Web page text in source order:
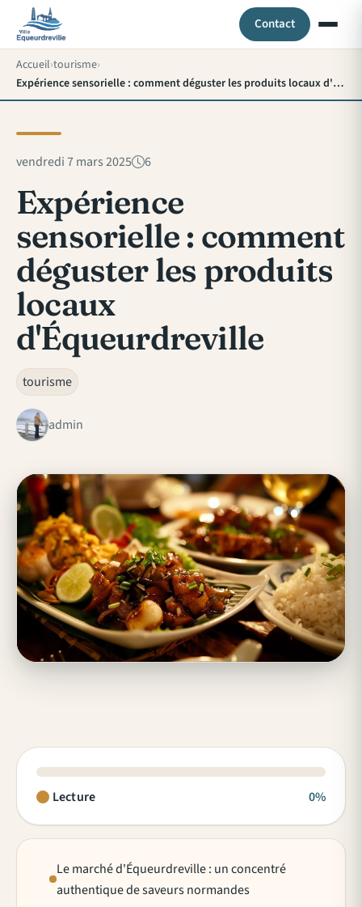
Contact
Accueil tourisme
Expérience sensorielle : comment déguster les produits locaux d'Équeurdreville
vendredi 7 mars 2025 6
Expérience
sensorielle : comment
déguster les produits
locaux
d'Équeurdreville
tourisme
admin
Lecture 0%
Le marché d'Équeurdreville : un concentré
authentique de saveurs normandes